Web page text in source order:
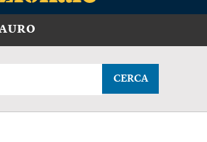
CERCA